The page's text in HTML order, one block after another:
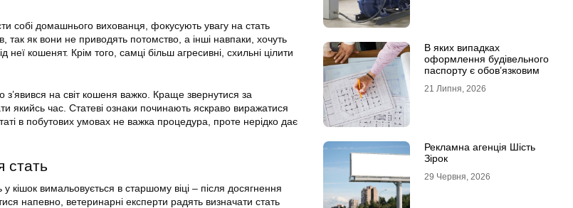
собі домашнього вихованця, фокусують увагу на стать
так як вони не приводять потомство, а інші навпаки, хочуть
кошенят. Крім того, самці більш агресивні, схильні цілити
з’явився на світ кошеня важко. Краще звернутися за
якийсь час. Статеві ознаки починають яскраво виражатися
в побутових умовах не важка процедура, проте нерідко дає
стать
кішок вимальовується в старшому віці – після досягнення
напевно, ветеринарні експерти радять визначати стать
В яких випадках
оформлення будівельного
паспорту є обов’язковим
21 Липня, 2026
Рекламна агенція Шість
Зірок
29 Червня, 2026